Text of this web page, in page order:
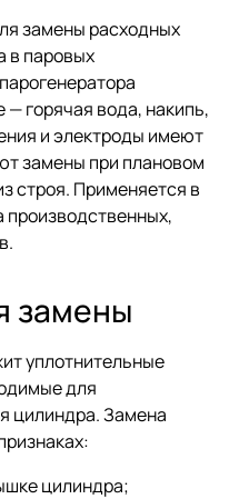
замены расходных
в паровых
— горячая вода, накипь,
и электроды имеют
замены при плановом
строя. Применяется в
производственных,
замены
уплотнительные
для
цилиндра. Замена
цилиндра;